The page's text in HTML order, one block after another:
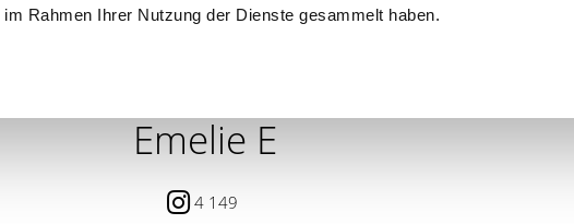
Rahmen Ihrer Nutzung der Dienste gesammelt haben.
Emelie E
4 149